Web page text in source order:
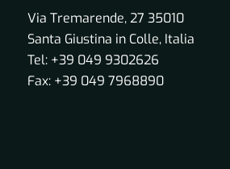
Via Tremarende, 27 35010
Santa Giustina in Colle, Italia
Tel: +39 049 9302626
Fax: +39 049 7968890